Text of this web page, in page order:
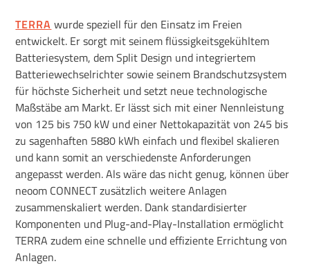
TERRA wurde speziell für den Einsatz im Freien
entwickelt. Er sorgt mit seinem flüssigkeitsgekühltem
Batteriesystem, dem Split Design und integriertem
Batteriewechselrichter sowie seinem Brandschutzsystem
für höchste Sicherheit und setzt neue technologische
Maßstäbe am Markt. Er lässt sich mit einer Nennleistung
von 125 bis 750 kW und einer Nettokapazität von 245 bis
zu sagenhaften 5880 kWh einfach und flexibel skalieren
und kann somit an verschiedenste Anforderungen
angepasst werden. Als wäre das nicht genug, können über
neoom CONNECT zusätzlich weitere Anlagen
zusammenskaliert werden. Dank standardisierter
Komponenten und Plug-and-Play-Installation ermöglicht
TERRA zudem eine schnelle und effiziente Errichtung von
Anlagen.